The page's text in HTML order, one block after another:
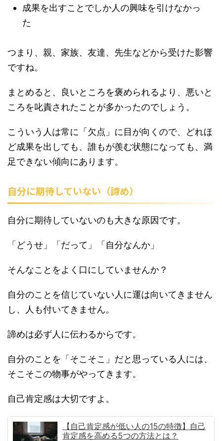
成果を出すことでしか人の興味を引けなかっ
た
つまり、親、家族、友達、先生などから受けた影響
ですね。
まとめると、良いところを褒められるより、悪いと
ころを叱責されたことが多かったのでしょう。
こういう人は常に「欠点」に目が向くので、どれほ
ど成果を出しても、誰もが羨む状態になっても、満
足できない傾向にあります。
自分に期待していない（諦め）
自分に期待していないのも大きな原因です。
「どうせ」「だって」「自分なんか」
そんなことをよく口にしていませんか？
自分のことを信じていない人に運は向いてきません
し、人も付いてきません。
諦めは必ず人に伝わるからです。
自分のことを「そこそこ」だと思っている人には、
そこそこの物事がやってきます。
自己肯定感は大切ですよ。
【自己肯定感が低い人の15の特徴】自己
肯定感を高める5つの方法とは？